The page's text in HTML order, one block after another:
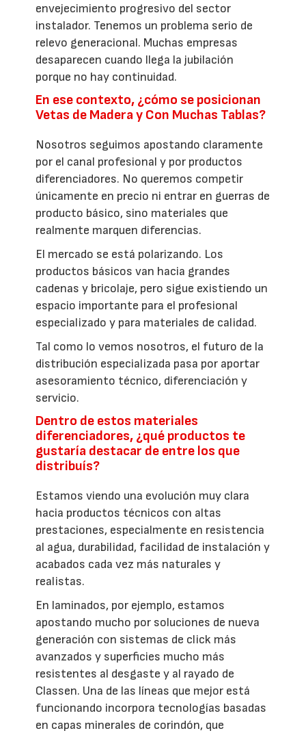
envejecimiento progresivo del sector
instalador. Tenemos un problema serio de
relevo generacional. Muchas empresas
desaparecen cuando llega la jubilación
porque no hay continuidad.
En ese contexto, ¿cómo se posicionan
Vetas de Madera y Con Muchas Tablas?
Nosotros seguimos apostando claramente
por el canal profesional y por productos
diferenciadores. No queremos competir
únicamente en precio ni entrar en guerras de
producto básico, sino materiales que
realmente marquen diferencias.
El mercado se está polarizando. Los
productos básicos van hacia grandes
cadenas y bricolaje, pero sigue existiendo un
espacio importante para el profesional
especializado y para materiales de calidad.
Tal como lo vemos nosotros, el futuro de la
distribución especializada pasa por aportar
asesoramiento técnico, diferenciación y
servicio.
Dentro de estos materiales
diferenciadores, ¿qué productos te
gustaría destacar de entre los que
distribuís?
Estamos viendo una evolución muy clara
hacia productos técnicos con altas
prestaciones, especialmente en resistencia
al agua, durabilidad, facilidad de instalación y
acabados cada vez más naturales y
realistas.
En laminados, por ejemplo, estamos
apostando mucho por soluciones de nueva
generación con sistemas de click más
avanzados y superficies mucho más
resistentes al desgaste y al rayado de
Classen. Una de las líneas que mejor está
funcionando incorpora tecnologías basadas
en capas minerales de corindón, que